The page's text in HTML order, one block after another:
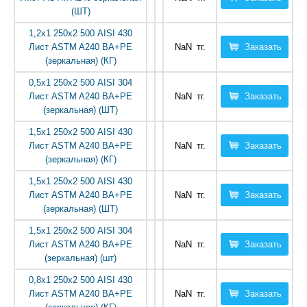
(ШТ)
1,2х1 250х2 500 AISI 430
Лист ASTM A240 ВА+РЕ
(зеркальная) (КГ)
NaN тг. Заказать
0,5х1 250х2 500 AISI 304
Лист ASTM A240 ВА+РЕ
(зеркальная) (ШТ)
NaN тг. Заказать
1,5х1 250х2 500 AISI 430
Лист ASTM A240 ВА+РЕ
(зеркальная) (КГ)
NaN тг. Заказать
1,5х1 250х2 500 AISI 430
Лист ASTM A240 ВА+РЕ
(зеркальная) (ШТ)
NaN тг. Заказать
1,5х1 250х2 500 AISI 304
Лист ASTM A240 ВА+РЕ
(зеркальная) (шт)
NaN тг. Заказать
0,8х1 250х2 500 AISI 430
Лист ASTM A240 ВА+РЕ
NaN тг. Заказать